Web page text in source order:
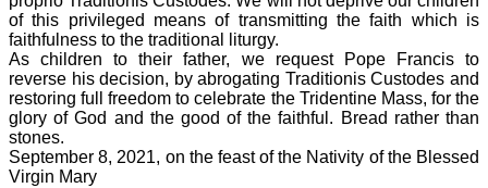
of this privileged means of transmitting the faith which is
faithfulness to the traditional liturgy.
As children to their father, we request Pope Francis to
reverse his decision, by abrogating Traditionis Custodes and
restoring full freedom to celebrate the Tridentine Mass, for the
glory of God and the good of the faithful. Bread rather than
stones.
September 8, 2021, on the feast of the Nativity of the Blessed
Virgin Mary